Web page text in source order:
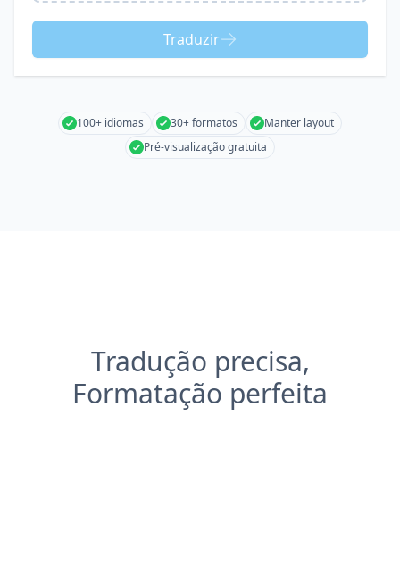
Traduzir
100+ idiomas 30+ formatos
Manter layout
Pré-visualização gratuita
Tradução precisa,
Formatação perfeita